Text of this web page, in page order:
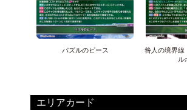
パズルのピース
咎人の境界
ル
エリアカード